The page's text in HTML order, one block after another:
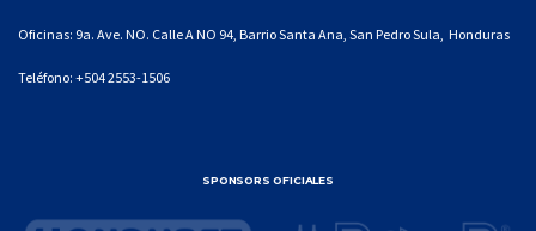
Oficinas: 9a. Ave. NO. Calle A NO 94, Barrio Santa Ana, San Pedro Sula, Honduras
Teléfono: +504 2553-1506
SPONSORS OFICIALES